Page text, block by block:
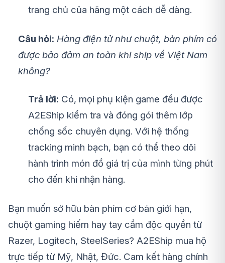
trang chủ của hãng một cách dễ dàng.
Câu hỏi: Hàng điện tử như chuột, bàn phím có
được bảo đảm an toàn khi ship về Việt Nam
không?
Trả lời: Có, mọi phụ kiện game đều được
A2EShip kiểm tra và đóng gói thêm lớp
chống sốc chuyên dụng. Với hệ thống
tracking minh bạch, bạn có thể theo dõi
hành trình món đồ giá trị của mình từng phút
cho đến khi nhận hàng.
Bạn muốn sở hữu bàn phím cơ bản giới hạn,
chuột gaming hiếm hay tay cầm độc quyền từ
Razer, Logitech, SteelSeries? A2EShip mua hộ
trực tiếp từ Mỹ, Nhật, Đức. Cam kết hàng chính